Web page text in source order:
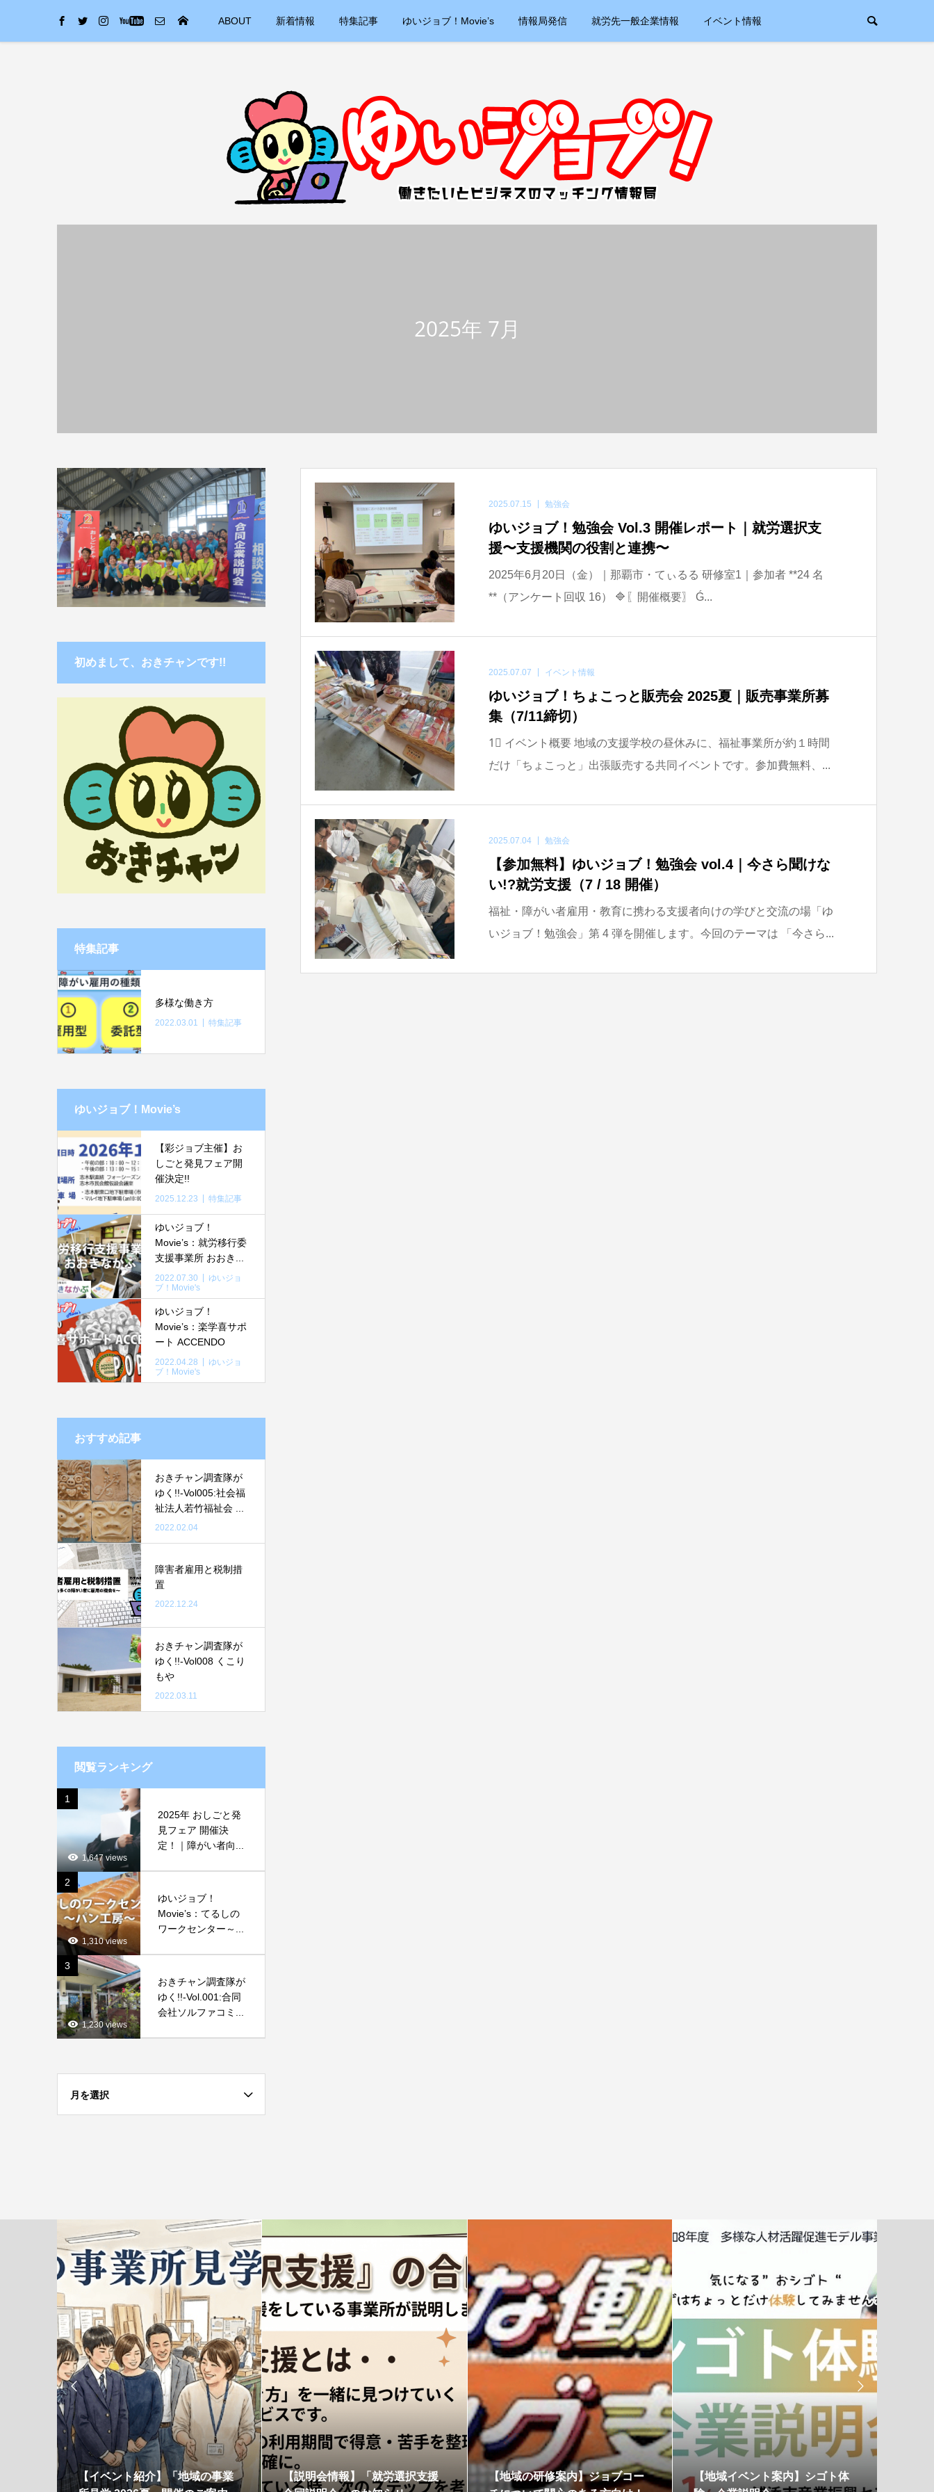
ABOUT 新着情報 特集記事 ゆいジョブ！Movie’s 情報局発信 就労先一般企業情報 イベント情報
2025年 7月
2025.07.15 勉強会
ゆいジョブ！勉強会 Vol.3 開催レポート｜就労選択支
援〜支援機関の役割と連携〜
2025年6月20日（金）｜那覇市・てぃるる 研修室1｜参加者 **24 名
**（アンケート回収 16） 🔷〖開催概要〗 Ǵ...
2025.07.07 イベント情報
ゆいジョブ！ちょこっと販売会 2025夏｜販売事業所募
集（7/11締切）
1⃣ イベント概要 地域の支援学校の昼休みに、福祉事業所が約１時間
だけ「ちょこっと」出張販売する共同イベントです。参加費無料、...
2025.07.04 勉強会
【参加無料】ゆいジョブ！勉強会 vol.4｜今さら聞けな
い!?就労支援（7 / 18 開催）
福祉・障がい者雇用・教育に携わる支援者向けの学びと交流の場「ゆ
いジョブ！勉強会」第 4 弾を開催します。今回のテーマは 「今さら...
初めまして、おきチャンです!!
特集記事
多様な働き方
2022.03.01 特集記事
ゆいジョブ！Movie’s
【彩ジョブ主催】お
しごと発見フェア開
催決定!!
2025.12.23 特集記事
ゆいジョブ！
Movie’s：就労移行委
支援事業所 おおき...
2022.07.30
ゆいジョ
ブ！Movie's
ゆいジョブ！
Movie’s：楽学喜サポ
ート ACCENDO
2022.04.28
ゆいジョ
ブ！Movie's
おすすめ記事
おきチャン調査隊が
ゆく!!-Vol005:社会福
祉法人若竹福祉会 ...
2022.02.04
障害者雇用と税制措
置
2022.12.24
おきチャン調査隊が
ゆく!!-Vol008 くこり
もや
2022.03.11
閲覧ランキング
1
1,647 views
2025年 おしごと発
見フェア 開催決
定！｜障がい者向...
2
1,310 views
ゆいジョブ！
Movie’s：てるしの
ワークセンター～...
3
1,230 views
おきチャン調査隊が
ゆく!!-Vol.001:合同
会社ソルファコミ...
月を選択

【イベント紹介】「地域の事業
【説明会情報】「就労選択支援
【地域の研修案内】ジョブコー
【地域イベント案内】シゴト体
